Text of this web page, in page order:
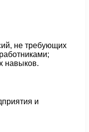
не требующих
навыков.
и